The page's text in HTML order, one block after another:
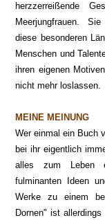
herzzerreißende
Meerjungfrauen.
diese besonderen Lä
Menschen und
ihren eigenen
nicht mehr loslassen.
MEINE MEINUNG
Wer einmal ein Buch
bei ihr eigentlich
alles zum Leben
fulminanten Ideen
Werke zu einem
Dornen" ist